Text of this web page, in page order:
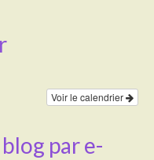
Voir le calendrier
par e-